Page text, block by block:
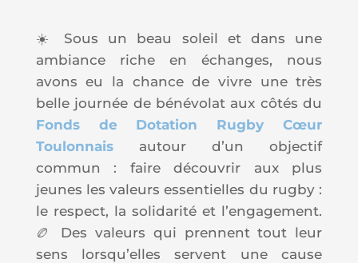
☀️ Sous un beau soleil et dans une
ambiance riche en échanges, nous
avons eu la chance de vivre une très
belle journée de bénévolat aux côtés du
Fonds de Dotation Rugby Cœur
Toulonnais
autour d’un objectif
commun : faire découvrir aux plus
jeunes les valeurs essentielles du rugby :
le respect, la solidarité et l’engagement.
🏉 Des valeurs qui prennent tout leur
sens lorsqu’elles servent une cause